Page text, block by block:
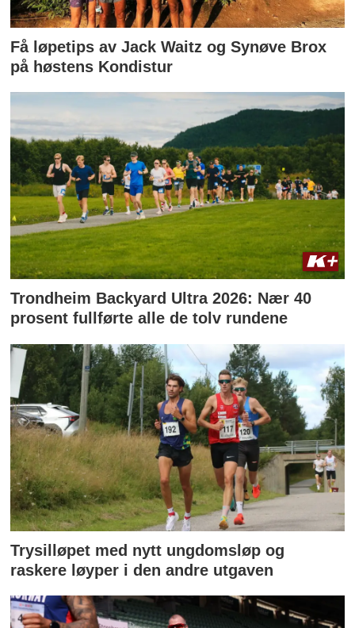
Få løpetips av Jack Waitz og Synøve Brox
på høstens Kondistur
Trondheim Backyard Ultra 2026: Nær 40
prosent fullførte alle de tolv rundene
Trysilløpet med nytt ungdomsløp og
raskere løyper i den andre utgaven